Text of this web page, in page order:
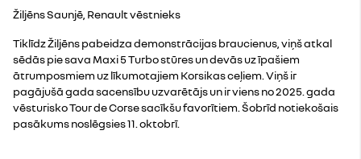
Žiljēns Saunjē, Renault vēstnieks
Tiklīdz Žiljēns pabeidza demonstrācijas braucienus, viņš atkal
sēdās pie sava Maxi 5 Turbo stūres un devās uz īpašiem
ātrumposmiem uz līkumotajiem Korsikas ceļiem. Viņš ir
pagājušā gada sacensību uzvarētājs un ir viens no 2025. gada
vēsturisko Tour de Corse sacīkšu favorītiem. Šobrīd notiekošais
pasākums noslēgsies 11. oktobrī.